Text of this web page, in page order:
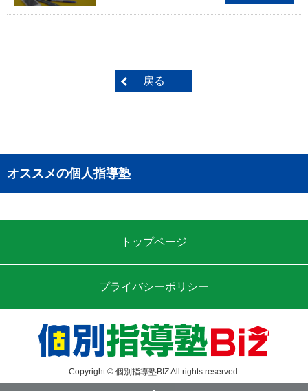
戻る
オススメの個人指導塾
トップページ
プライバシーポリシー
Copyright © 個別指導塾BIZ All rights reserved.